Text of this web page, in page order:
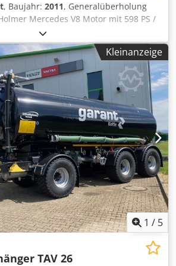
, Baujahr: 2011, Generalüberholung
Mercedes V8 Motor mit 598 PS /
18v/6r 5,70 langer Saugarm Xenon
/ Spurführung Trimble /
Kleinanzeige
1 / 5
TAV 26